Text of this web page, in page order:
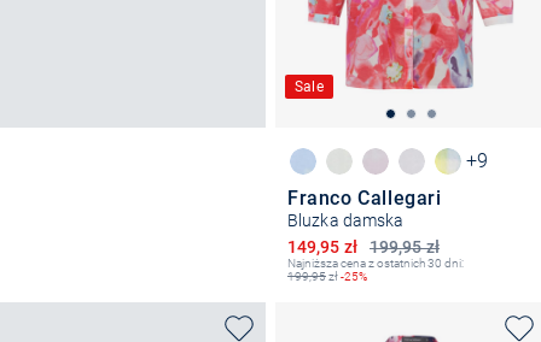
Sale
+9
Franco Callegari
Bluzka damska
199,95 zł
Obniżona cena
149,95 zł
Najniższa cena z ostatnich 30 dni:
199,95zł-25%